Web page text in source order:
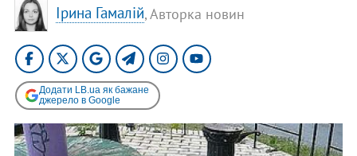
Ірина Гамалій, Авторка новин
Додати LB.ua як бажане
джерело в Google